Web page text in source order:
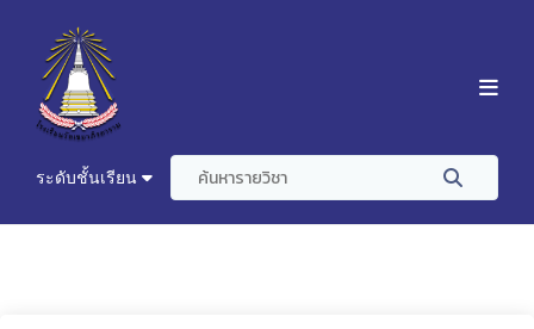
ระดับชั้นเรียน